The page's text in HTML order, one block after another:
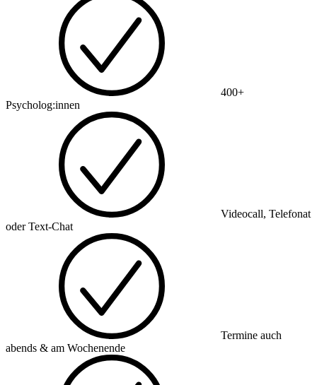
400+
Psycholog:innen
Videocall, Telefonat
oder Text-Chat
Termine auch
abends & am Wochenende